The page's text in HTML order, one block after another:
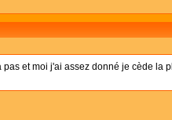
et moi j'ai assez donné je cède la